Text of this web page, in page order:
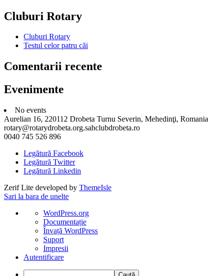
Cluburi Rotary
Cluburi Rotary
Testul celor patru căi
Comentarii recente
Evenimente
No events
Aurelian 16, 220112 Drobeta Turnu Severin, Mehedinţi, Romania
rotary@rotarydrobeta.org.sahclubdrobeta.ro
0040 745 526 896
Legătură Facebook
Legătură Twitter
Legătură Linkedin
Zerif Lite developed by ThemeIsle
Sari la bara de unelte
Despre
WordPress
WordPress.org
Documentație
Învață WordPress
Suport
Impresii
Autentificare
Caută